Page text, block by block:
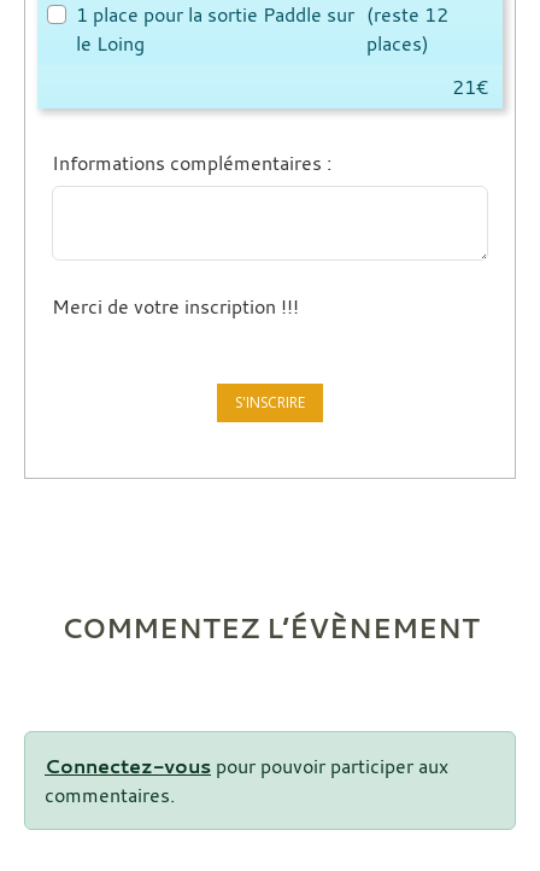
1 place pour la sortie Paddle sur
le Loing
(reste 12
places)
21€
Informations complémentaires :
Merci de votre inscription !!!
COMMENTEZ L’ÉVÈNEMENT
Connectez-vous pour pouvoir participer aux
commentaires.